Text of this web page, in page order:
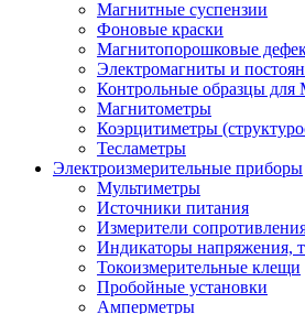
Магнитные суспензии
Фоновые краски
Магнитопорошковые
Электромагниты и
Контрольные образцы
Магнитометры
Коэрцитиметры
Тесламетры
Электроизмерительные приборы
Мультиметры
Источники питания
Измерители
Индикаторы напряжения,
Токоизмерительные клещи
Пробойные установки
Амперметры